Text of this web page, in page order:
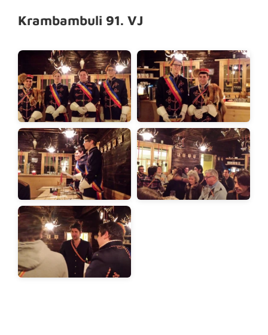
Krambambuli 91. VJ